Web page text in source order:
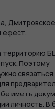
Гефест.
территорию
Поэтому
связаться
иметь
личность. В